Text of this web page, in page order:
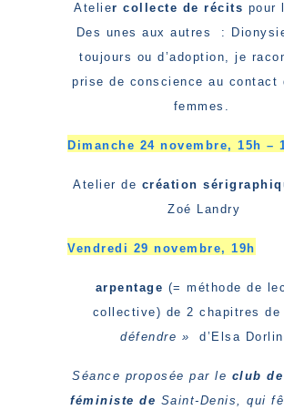
Atelier collecte de récits pour
Des unes aux autres :
toujours ou d’adoption, je
prise de conscience au contact
femmes.
Dimanche 24 novembre, 15h –
Atelier de création
Zoé Landry
Vendredi 29 novembre, 19h
arpentage (= méthode de
collective) de 2 chapitres de
défendre »
d’Elsa Dorlin
Séance proposée par le club
féministe de Saint-Denis, qui